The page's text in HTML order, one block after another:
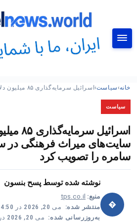
خانه›سیاست›اسرائیل سرمایه‌گذاری ۸۵ میلیون دلاری…
سیاست
اسرائیل
سایت‌های میراث فرهنگی در
سامره را تصویب کرد
�
نوشته شده توسط پسح بنسون
منبع: tps.co.il
منتشر شده: می 20, 2026 در 4:50 ب.ظ
به‌روزرسانی شده: می 20, 2026 در 1:50 ب.ظ